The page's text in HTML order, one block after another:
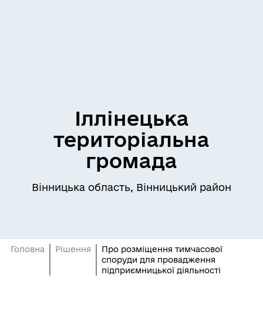
Іллінецька
територіальна
громада
Вінницька область, Вінницький район
Головна Рішення
Про розміщення тимчасової
споруди для провадження
підприємницької діяльності